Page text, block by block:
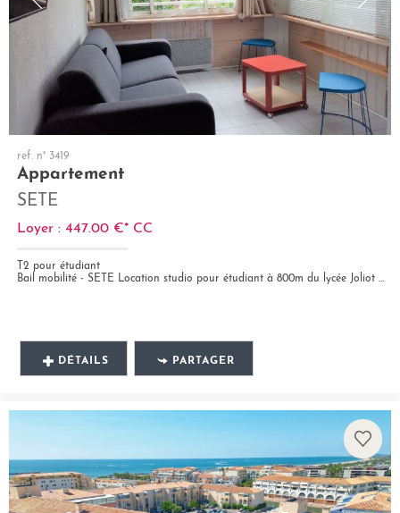
ref. n° 3419
Appartement
SETE
Loyer : 447.00 €* CC
T2 pour étudiant
Bail mobilité - SETE Location studio pour étudiant à 800m du lycée Joliot Curie et à 1.3 km de l'IUT de Chimie....
DÉTAILS PARTAGER